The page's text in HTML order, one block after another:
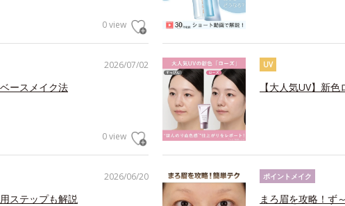
0 view
2026/07/02
ースメイク法
0 view
UV
【大人気UV】新
2026/06/20
ステップも解説
ポイントメイク
まろ眉を攻略！ず